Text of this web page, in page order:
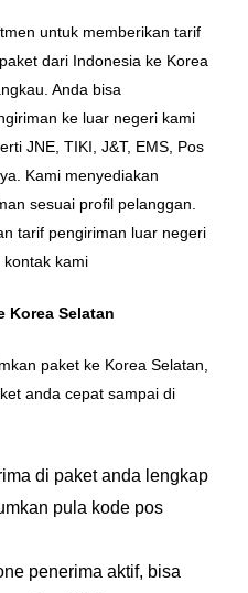
untuk memberikan tarif
dari Indonesia ke Korea
Anda bisa
ke luar negeri kami
JNE, TIKI, J&T, EMS, Pos
Kami menyediakan
sesuai profil pelanggan.
tarif pengiriman luar negeri
kami
Korea Selatan
paket ke Korea Selatan,
anda cepat sampai di
di paket anda lengkap
pula kode pos
penerima aktif, bisa